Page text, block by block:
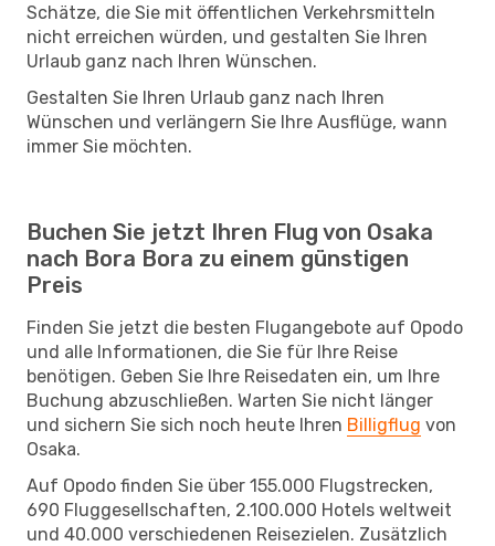
Schätze, die Sie mit öffentlichen Verkehrsmitteln
nicht erreichen würden, und gestalten Sie Ihren
Urlaub ganz nach Ihren Wünschen.
Gestalten Sie Ihren Urlaub ganz nach Ihren
Wünschen und verlängern Sie Ihre Ausflüge, wann
immer Sie möchten.
Buchen Sie jetzt Ihren Flug von Osaka
nach Bora Bora zu einem günstigen
Preis
Finden Sie jetzt die besten Flugangebote auf Opodo
und alle Informationen, die Sie für Ihre Reise
benötigen. Geben Sie Ihre Reisedaten ein, um Ihre
Buchung abzuschließen. Warten Sie nicht länger
und sichern Sie sich noch heute Ihren Billigflug von
Osaka.
Auf Opodo finden Sie über 155.000 Flugstrecken,
690 Fluggesellschaften, 2.100.000 Hotels weltweit
und 40.000 verschiedenen Reisezielen. Zusätzlich